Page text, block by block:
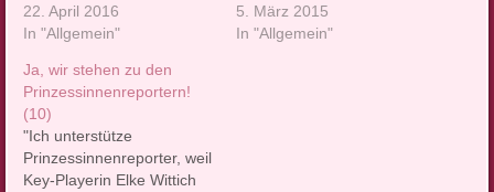
22. April 2016
In "Allgemein"
5. März 2015
In "Allgemein"
Ja, wir stehen zu den
Prinzessinnenreportern!
(10)
"Ich unterstütze
Prinzessinnenreporter, weil
Key-Playerin Elke Wittich